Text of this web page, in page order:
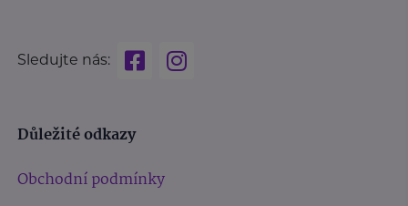
Sledujte nás:
Důležité odkazy
Obchodní podmínky